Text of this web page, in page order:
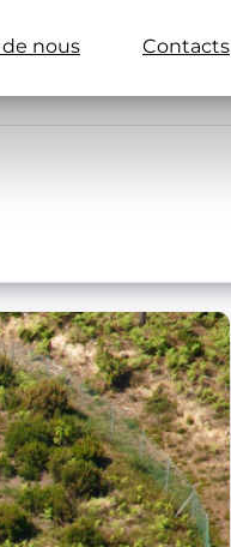
nous Contacts